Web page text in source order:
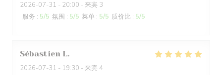
2026-07-31 - 20:00 - 来宾 3
服务 : 5/5 氛围 : 5/5 菜单 : 5/5 质价比 : 5/5
Sébastien L
2026-07-31 - 19:30 - 来宾 4